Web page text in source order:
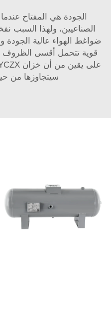
الجودة هي المفتاح
ضواغط الهواء عالية الجودة
قوية تتحمل أقسى الظروف
سيتجاوزها من